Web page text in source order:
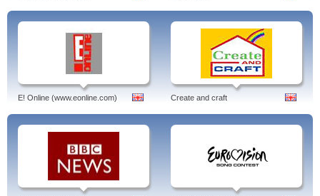
E! Online (www.eonline.com) Create and craft